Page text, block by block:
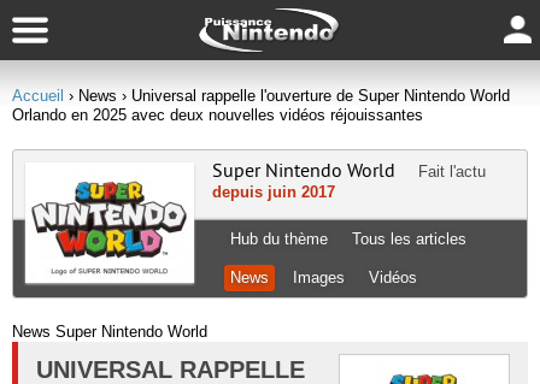
Accueil › News › Universal rappelle l'ouverture de Super Nintendo World
Orlando en 2025 avec deux nouvelles vidéos réjouissantes
Super Nintendo World
Fait l'actu
depuis juin 2017
Hub du thème Tous les articles
News Images Vidéos
News Super Nintendo World
UNIVERSAL RAPPELLE